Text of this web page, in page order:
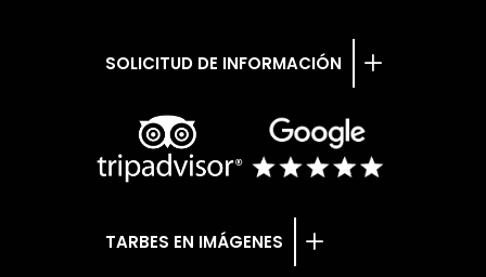
SOLICITUD DE INFORMACIÓN
TARBES EN IMÁGENES